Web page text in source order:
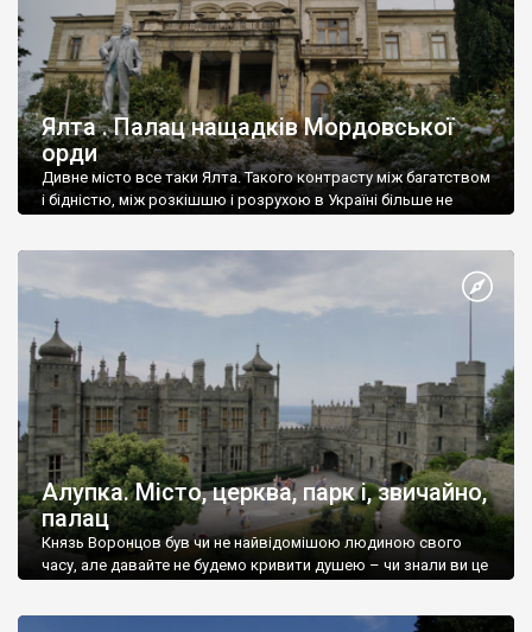
Ялта . Палац нащадків Мордовської
орди
Дивне місто все таки Ялта. Такого контрасту між багатством
і бідністю, між розкішшю і розрухою в Україні більше не
Алупка. Місто, церква, парк і, звичайно,
палац
Князь Воронцов був чи не найвідомішою людиною свого
часу, але давайте не будемо кривити душею – чи знали ви це